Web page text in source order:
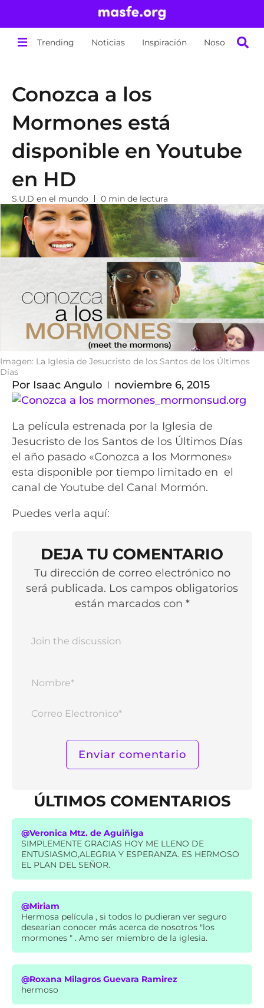
Trending Noticias Inspiración Nosotros
Conozca a los
Mormones está
disponible en Youtube
en HD
S.U.D en el mundo 0 min de lectura
Imagen: La Iglesia de Jesucristo de los Santos de los Últimos
Días
Por Isaac Angulo noviembre 6, 2015
La película estrenada por la Iglesia de
Jesucristo de los Santos de los Últimos Días
el año pasado «Conozca a los Mormones»
esta disponible por tiempo limitado en el
canal de Youtube del Canal Mormón.
Puedes verla aquí:
DEJA TU COMENTARIO
Tu dirección de correo electrónico no
será publicada. Los campos obligatorios
están marcados con *
ÚLTIMOS COMENTARIOS
@Veronica Mtz. de Aguiñiga
SIMPLEMENTE GRACIAS HOY ME LLENO DE
ENTUSIASMO,ALEGRIA Y ESPERANZA. ES HERMOSO
EL PLAN DEL SEÑOR.
@Miriam
Hermosa película , si todos lo pudieran ver seguro
desearian conocer más acerca de nosotros "los
mormones " . Amo ser miembro de la iglesia.
@Roxana Milagros Guevara Ramirez
hermoso